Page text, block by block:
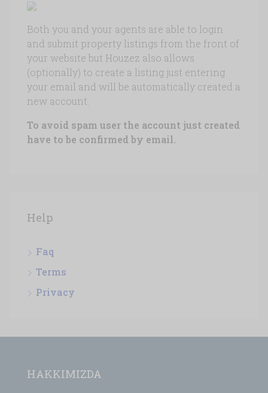
Both you and your agents are able to login
and submit property listings from the front of
your website but Houzez also allows
(optionally) to create a listing just entering
your email and will be automatically created a
new account.
To avoid spam user the account just created
have to be confirmed by email.
Help
Faq
Terms
Privacy
HAKKIMIZDA